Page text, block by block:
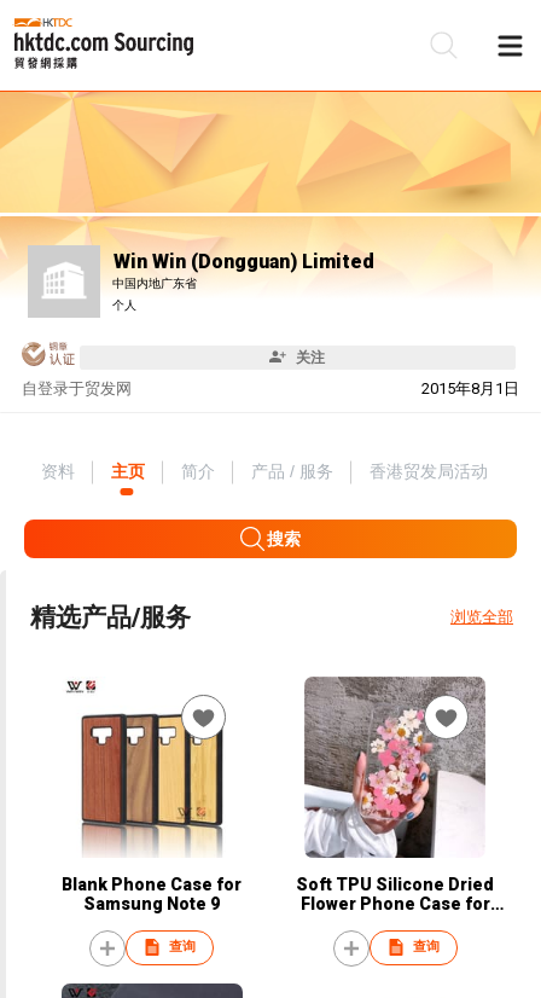
Win Win (Dongguan) Limited
中国内地广东省
个人
关注
自 2015年8月1日
登录于贸发网
资料 主页 简介 产品 / 服务 香港贸发局活动
搜索
精选产品/服务 浏览全部
Blank Phone Case for
Samsung Note 9
查询
Soft TPU Silicone Dried
Flower Phone Case for
查询